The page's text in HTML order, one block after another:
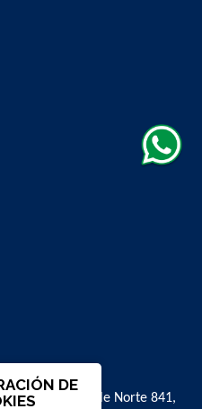
Avenida Valle Norte 841,
DE